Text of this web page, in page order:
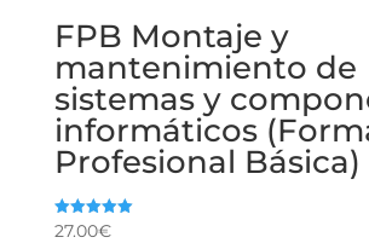
FPB Montaje y
mantenimiento de
sistemas y
informáticos
Profesional Básica)
Valorado
27.00€